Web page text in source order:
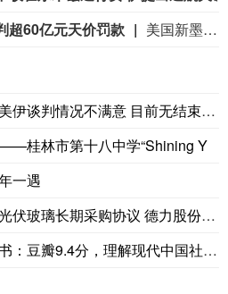
判情况不满意 目前无结束战争打算
桂林市第十八中学“Shining Y
一遇
璃长期采购协议 德力股份聚焦日用
瓣9.4分，理解现代中国社会的神作